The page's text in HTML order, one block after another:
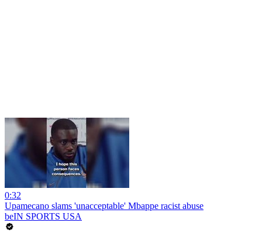
0:32
Upamecano slams 'unacceptable' Mbappe racist abuse
beIN SPORTS USA